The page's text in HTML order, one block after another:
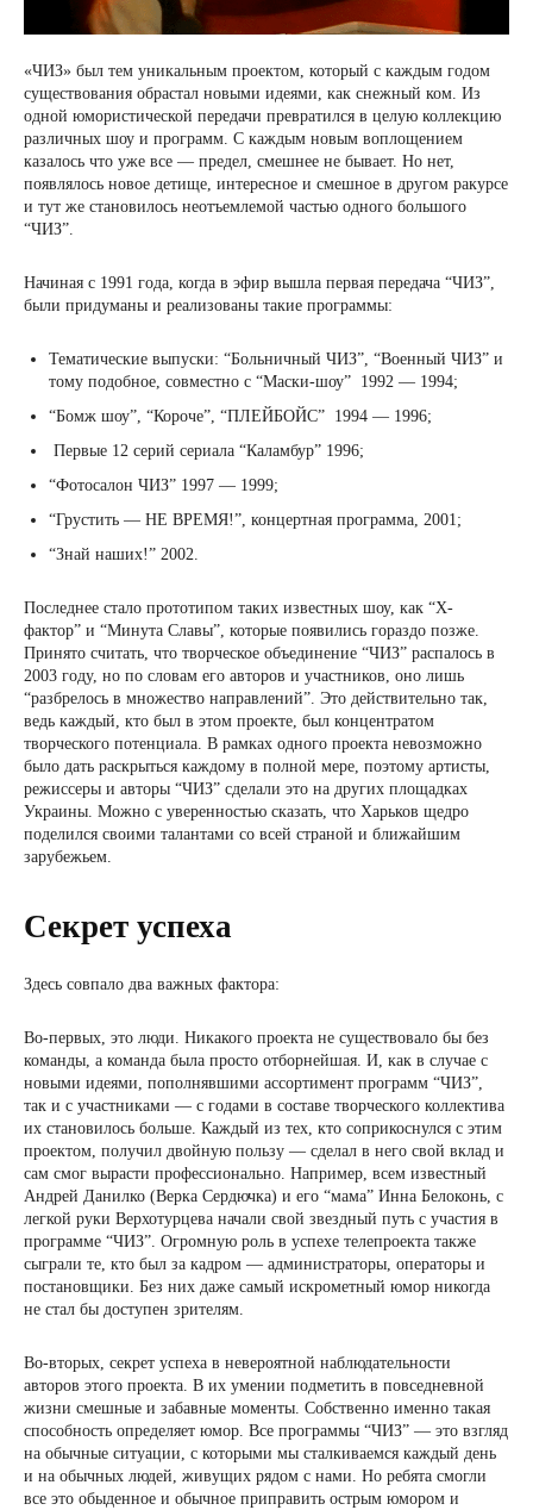
«ЧИЗ» был тем уникальным проектом, который с каждым годом
существования обрастал новыми идеями, как снежный ком. Из
одной юмористической передачи превратился в целую коллекцию
различных шоу и программ. С каждым новым воплощением
казалось что уже все — предел, смешнее не бывает. Но нет,
появлялось новое детище, интересное и смешное в другом ракурсе
и тут же становилось неотъемлемой частью одного большого
“ЧИЗ”.
Начиная с 1991 года, когда в эфир вышла первая передача “ЧИЗ”,
были придуманы и реализованы такие программы:
Тематические выпуски: “Больничный ЧИЗ”, “Военный ЧИЗ” и
тому подобное, совместно с “Маски-шоу” 1992 — 1994;
“Бомж шоу”, “Короче”, “ПЛЕЙБОЙС” 1994 — 1996;
Первые 12 серий сериала “Каламбур” 1996;
“Фотосалон ЧИЗ” 1997 — 1999;
“Грустить — НЕ ВРЕМЯ!”, концертная программа, 2001;
“Знай наших!” 2002.
Последнее стало прототипом таких известных шоу, как “Х-
фактор” и “Минута Славы”, которые появились гораздо позже.
Принято считать, что творческое объединение “ЧИЗ” распалось в
2003 году, но по словам его авторов и участников, оно лишь
“разбрелось в множество направлений”. Это действительно так,
ведь каждый, кто был в этом проекте, был концентратом
творческого потенциала. В рамках одного проекта невозможно
было дать раскрыться каждому в полной мере, поэтому артисты,
режиссеры и авторы “ЧИЗ” сделали это на других площадках
Украины. Можно с уверенностью сказать, что Харьков щедро
поделился своими талантами со всей страной и ближайшим
зарубежьем.
Секрет успеха
Здесь совпало два важных фактора:
Во-первых, это люди. Никакого проекта не существовало бы без
команды, а команда была просто отборнейшая. И, как в случае с
новыми идеями, пополнявшими ассортимент программ “ЧИЗ”,
так и с участниками — с годами в составе творческого коллектива
их становилось больше. Каждый из тех, кто соприкоснулся с этим
проектом, получил двойную пользу — сделал в него свой вклад и
сам смог вырасти профессионально. Например, всем известный
Андрей Данилко (Верка Сердючка) и его “мама” Инна Белоконь, с
легкой руки Верхотурцева начали свой звездный путь с участия в
программе “ЧИЗ”. Огромную роль в успехе телепроекта также
сыграли те, кто был за кадром — администраторы, операторы и
постановщики. Без них даже самый искрометный юмор никогда
не стал бы доступен зрителям.
Во-вторых, секрет успеха в невероятной наблюдательности
авторов этого проекта. В их умении подметить в повседневной
жизни смешные и забавные моменты. Собственно именно такая
способность определяет юмор. Все программы “ЧИЗ” — это взгляд
на обычные ситуации, с которыми мы сталкиваемся каждый день
и на обычных людей, живущих рядом с нами. Но ребята смогли
все это обыденное и обычное приправить острым юмором и